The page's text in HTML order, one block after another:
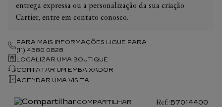
entrega expressa ou a personalização da sua criação
Cartier, entre em contato conosco.
PARA MAIS INFORMAÇÕES LIGUE PARA
(11) 4380 0828
LOCALIZAR UMA BOUTIQUE
CONTATAR UM EMBAIXADOR
AGENDAR UMA VISITA
COMPARTILHAR :B7014400